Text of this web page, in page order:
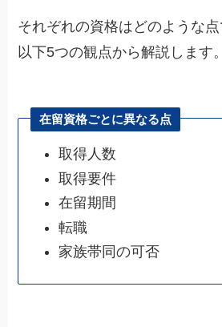
それぞれの資格はどのような点
以下5つの観点から解説します。
在留資格ごとに異なる点
取得人数
取得要件
在留期間
転職
家族帯同の可否